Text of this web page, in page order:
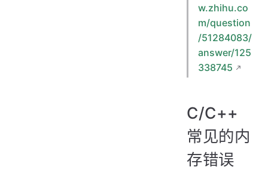
w.zhihu.co
m/question
/51284083/
answer/125
338745
C/C++
常见的内
存错误